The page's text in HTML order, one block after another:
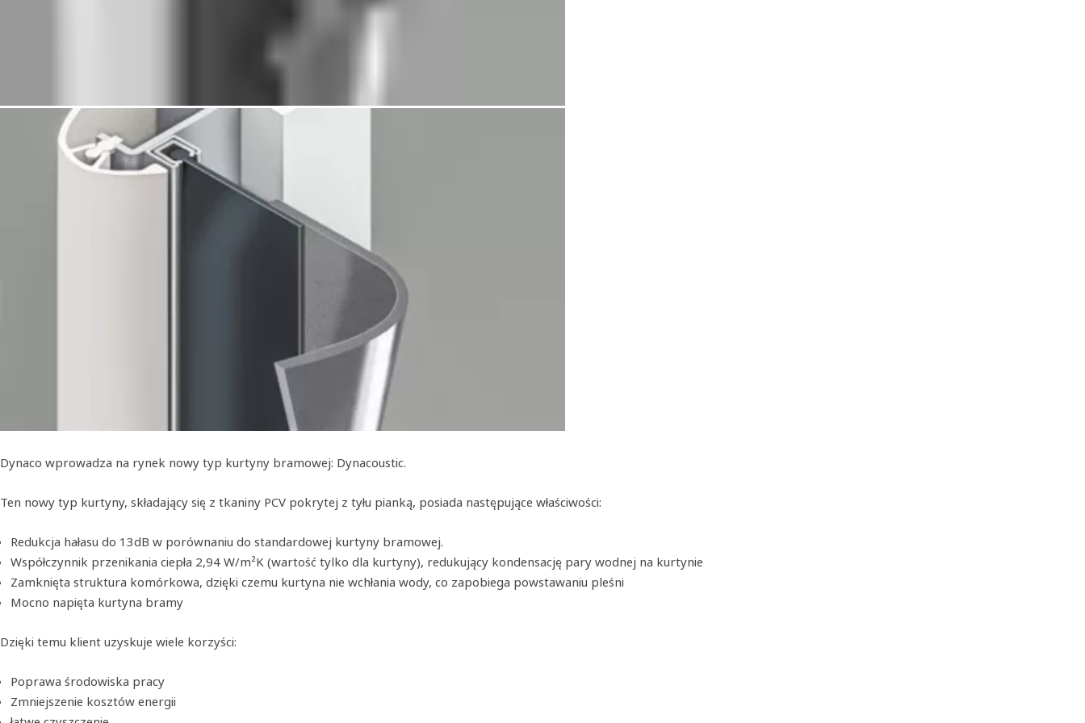
Dynaco wprowadza na rynek nowy typ kurtyny bramowej: Dynacoustic.
Ten nowy typ kurtyny, składający się z tkaniny PCV pokrytej z tyłu pianką, posiada następujące właściwości:
Redukcja hałasu do 13dB w porównaniu do standardowej kurtyny bramowej.
Współczynnik przenikania ciepła 2,94 W/m²K (wartość tylko dla kurtyny), redukujący kondensację pary wodnej na kurtynie
Zamknięta struktura komórkowa, dzięki czemu kurtyna nie wchłania wody, co zapobiega powstawaniu pleśni
Mocno napięta kurtyna bramy
Dzięki temu klient uzyskuje wiele korzyści:
Poprawa środowiska pracy
Zmniejszenie kosztów energii